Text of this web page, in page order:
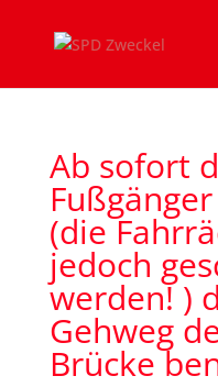
Ab sofort
(die
jedoch
werden! )
Gehweg
Brücke